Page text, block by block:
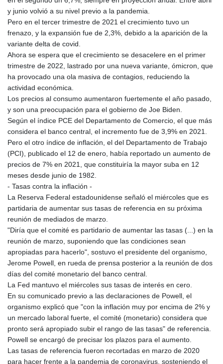
y junio volvió a su nivel previo a la pandemia.
Pero en el tercer trimestre de 2021 el crecimiento tuvo un
frenazo, y la expansión fue de 2,3%, debido a la aparición de la
variante delta de covid.
Ahora se espera que el crecimiento se desacelere en el primer
trimestre de 2022, lastrado por una nueva variante, ómicron, que
ha provocado una ola masiva de contagios, reduciendo la
actividad económica.
Los precios al consumo aumentaron fuertemente el año pasado,
y son una preocupación para el gobierno de Joe Biden.
Según el índice PCE del Departamento de Comercio, el que más
considera el banco central, el incremento fue de 3,9% en 2021.
Pero el otro índice de inflación, el del Departamento de Trabajo
(PCI), publicado el 12 de enero, había reportado un aumento de
precios de 7% en 2021, que constituiría la mayor suba en 12
meses desde junio de 1982.
- Tasas contra la inflación -
La Reserva Federal estadounidense señaló el miércoles que es
partidaria de aumentar sus tasas de referencia en su próxima
reunión de mediados de marzo.
"Diría que el comité es partidario de aumentar las tasas (...) en la
reunión de marzo, suponiendo que las condiciones sean
apropiadas para hacerlo", sostuvo el presidente del organismo,
Jerome Powell, en rueda de prensa posterior a la reunión de dos
días del comité monetario del banco central.
La Fed mantuvo el miércoles sus tasas de interés en cero.
En su comunicado previo a las declaraciones de Powell, el
organismo explicó que "con la inflación muy por encima de 2% y
un mercado laboral fuerte, el comité (monetario) considera que
pronto será apropiado subir el rango de las tasas" de referencia.
Powell se encargó de precisar los plazos para el aumento.
Las tasas de referencia fueron recortadas en marzo de 2020
para hacer frente a la pandemia de coronavirus, sosteniendo el